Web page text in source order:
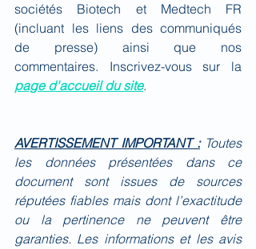
sociétés Biotech et Medtech FR
(incluant les liens des communiqués
de presse) ainsi que nos
page d'accueil du site.
AVERTISSEMENT IMPORTANT : Toutes
les données présentées dans ce
document sont issues de sources
réputées fiables mais dont l’exactitude
ou la pertinence ne peuvent être
garanties. Les informations et les avis